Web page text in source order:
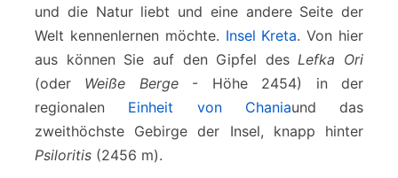
und die Natur liebt und eine andere Seite der
Welt kennenlernen möchte. Insel Kreta. Von hier
aus können Sie auf den Gipfel des Lefka Ori
(oder Weiße Berge- Höhe 2454) in der
regionalen Einheit von Chaniaund das
zweithöchste Gebirge der Insel, knapp hinter
Psiloritis (2456 m).